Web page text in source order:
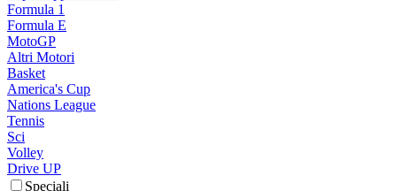
Formula 1
Formula E
MotoGP
Altri Motori
Basket
America's Cup
Nations League
Tennis
Sci
Volley
Drive UP
Speciali